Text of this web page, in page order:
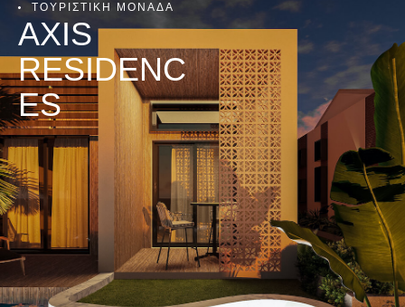
ΤΟΥΡΙΣΤΙΚΗ ΜΟΝΑΔΑ
AXIS
RESIDENC
ES